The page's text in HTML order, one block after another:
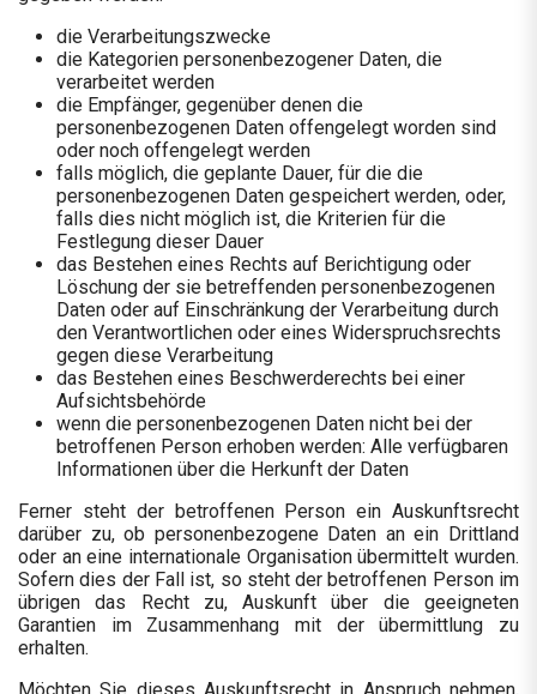
die Verarbeitungszwecke
die Kategorien personenbezogener Daten, die
verarbeitet werden
die Empfänger, gegenüber denen die
personenbezogenen Daten offengelegt worden sind
oder noch offengelegt werden
falls möglich, die geplante Dauer, für die die
personenbezogenen Daten gespeichert werden, oder,
falls dies nicht möglich ist, die Kriterien für die
Festlegung dieser Dauer
das Bestehen eines Rechts auf Berichtigung oder
Löschung der sie betreffenden personenbezogenen
Daten oder auf Einschränkung der Verarbeitung durch
den Verantwortlichen oder eines Widerspruchsrechts
gegen diese Verarbeitung
das Bestehen eines Beschwerderechts bei einer
Aufsichtsbehörde
wenn die personenbezogenen Daten nicht bei der
betroffenen Person erhoben werden: Alle verfügbaren
Informationen über die Herkunft der Daten
Ferner steht der betroffenen Person ein Auskunftsrecht
darüber zu, ob personenbezogene Daten an ein Drittland
oder an eine internationale Organisation übermittelt wurden.
Sofern dies der Fall ist, so steht der betroffenen Person im
übrigen das Recht zu, Auskunft über die geeigneten
Garantien im Zusammenhang mit der übermittlung zu
erhalten.